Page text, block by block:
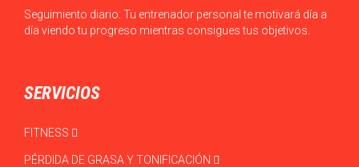
Seguimiento diario: Tu entrenador personal te motivará día a
día viendo tu progreso mientras consigues tus objetivos.
SERVICIOS
FITNESS
PÉRDIDA DE GRASA Y TONIFICACIÓN